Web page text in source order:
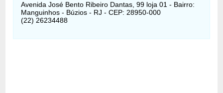
Avenida José Bento Ribeiro Dantas, 99 loja 01 - Bairro:
Manguinhos - Búzios - RJ - CEP: 28950-000
(22) 26234488